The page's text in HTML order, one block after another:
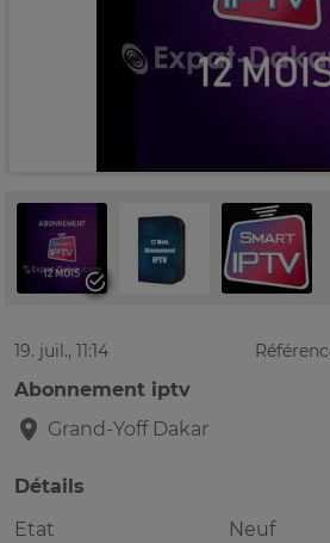
19. juil., 11:14
Abonnement iptv
Grand-Yoff Dakar
Détails
Etat
Neuf